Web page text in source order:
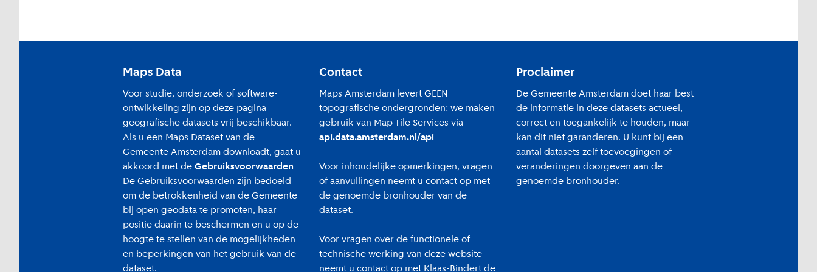
Maps Data
Voor studie, onderzoek of software-
ontwikkeling zijn op deze pagina
geografische datasets vrij beschikbaar.
Als u een Maps Dataset van de
Gemeente Amsterdam downloadt, gaat u
akkoord met de Gebruiksvoorwaarden
De Gebruiksvoorwaarden zijn bedoeld
om de betrokkenheid van de Gemeente
bij open geodata te promoten, haar
positie daarin te beschermen en u op de
hoogte te stellen van de mogelijkheden
en beperkingen van het gebruik van de
dataset.
Contact
Maps Amsterdam levert GEEN
topografische ondergronden: we maken
gebruik van Map Tile Services via
api.data.amsterdam.nl/api
Voor inhoudelijke opmerkingen, vragen
of aanvullingen neemt u contact op met
de genoemde bronhouder van de
dataset.
Voor vragen over de functionele of
technische werking van deze website
neemt u contact op met Klaas-Bindert de
Proclaimer
De Gemeente Amsterdam doet haar best
de informatie in deze datasets actueel,
correct en toegankelijk te houden, maar
kan dit niet garanderen. U kunt bij een
aantal datasets zelf toevoegingen of
veranderingen doorgeven aan de
genoemde bronhouder.